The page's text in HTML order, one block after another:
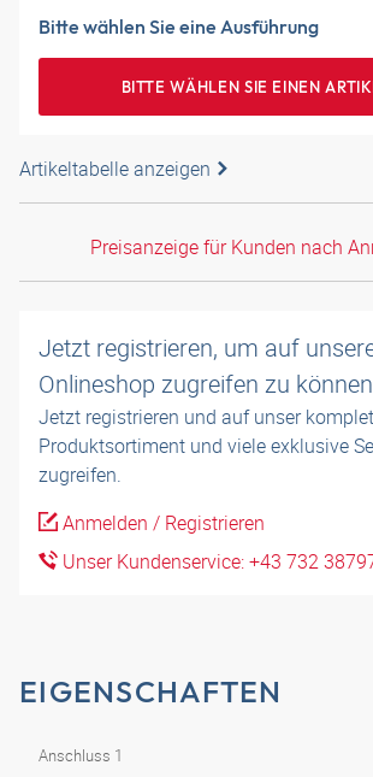
Bitte wählen Sie eine Ausführung
BITTE WÄHLEN SIE EINEN
Artikeltabelle anzeigen
Preisanzeige für Kunden nach
Jetzt registrieren, um auf
Onlineshop zugreifen zu
Jetzt registrieren und auf unser
Produktsortiment und viele exklusive
zugreifen.
Anmelden / Registrieren
Unser Kundenservice: +43 732
EIGENSCHAFTEN
Anschluss 1